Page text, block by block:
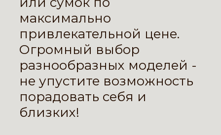
максимально
привлекательной цене.
Огромный выбор
разнообразных моделей -
не упустите возможность
порадовать себя и
близких!